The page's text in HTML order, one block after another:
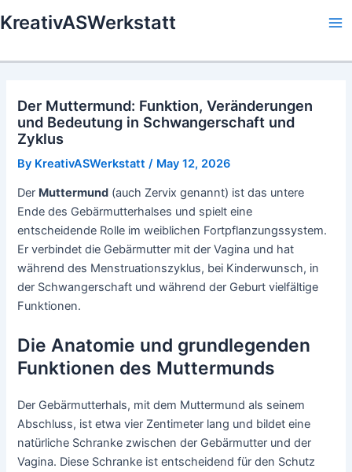
to
KreativASWerkstatt
Der Muttermund: Funktion, Veränderungen
und Bedeutung in Schwangerschaft und
Zyklus
By KreativASWerkstatt / May 12, 2026
Der Muttermund (auch Zervix genannt) ist das untere
Ende des Gebärmutterhalses und spielt eine
entscheidende Rolle im weiblichen Fortpflanzungssystem.
Er verbindet die Gebärmutter mit der Vagina und hat
während des Menstruationszyklus, bei Kinderwunsch, in
der Schwangerschaft und während der Geburt vielfältige
Funktionen.
Die Anatomie und grundlegenden
Funktionen des Muttermunds
Der Gebärmutterhals, mit dem Muttermund als seinem
Abschluss, ist etwa vier Zentimeter lang und bildet eine
natürliche Schranke zwischen der Gebärmutter und der
Vagina. Diese Schranke ist entscheidend für den Schutz